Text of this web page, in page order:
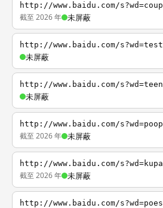
http://www.baidu.com/s?wd=coup
截至 2026 年 未屏蔽
http://www.baidu.com/s?wd=test
未屏蔽
http://www.baidu.com/s?wd=teen
未屏蔽
http://www.baidu.com/s?wd=poop
截至 2026 年 未屏蔽
http://www.baidu.com/s?wd=kupa
截至 2026 年 未屏蔽
http://www.baidu.com/s?wd=poes